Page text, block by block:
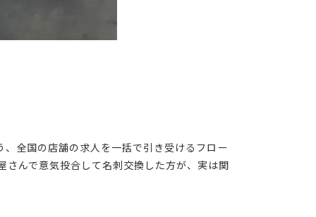
全国の店舗の求人を一括で引き受けるフロー
んで意気投合して名刺交換した方が、実は関